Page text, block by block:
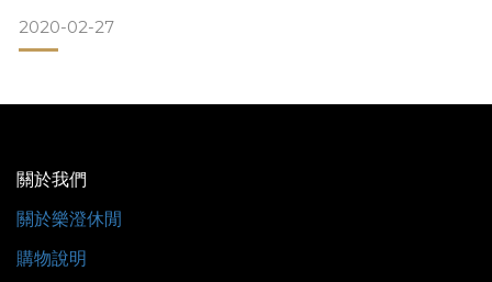
2020-02-27
關於我們
關於樂澄休閒
購物說明